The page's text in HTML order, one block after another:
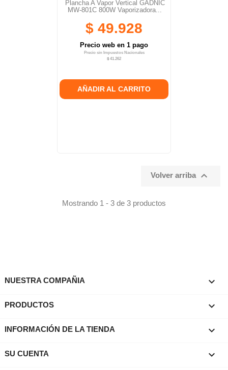
Plancha A Vapor Vertical GADNIC
MW-801C 800W Vaporizadora...
$ 49.928
Precio web en 1 pago
Precio sin Impuestos Nacionales
$ 41.262
AÑADIR AL CARRITO
Volver arriba 
Mostrando 1 - 3 de 3 productos
NUESTRA COMPAÑIA 
PRODUCTOS 
INFORMACIÓN DE LA TIENDA keyboard_arrow_down
SU CUENTA 